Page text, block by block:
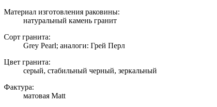
Материал изготовления раковины:
натуральный камень гранит
Сорт гранита:
Grey Pearl; аналоги: Грей Перл
Цвет гранита:
серый, стабильный черный, зеркальный
Фактура:
матовая Matt